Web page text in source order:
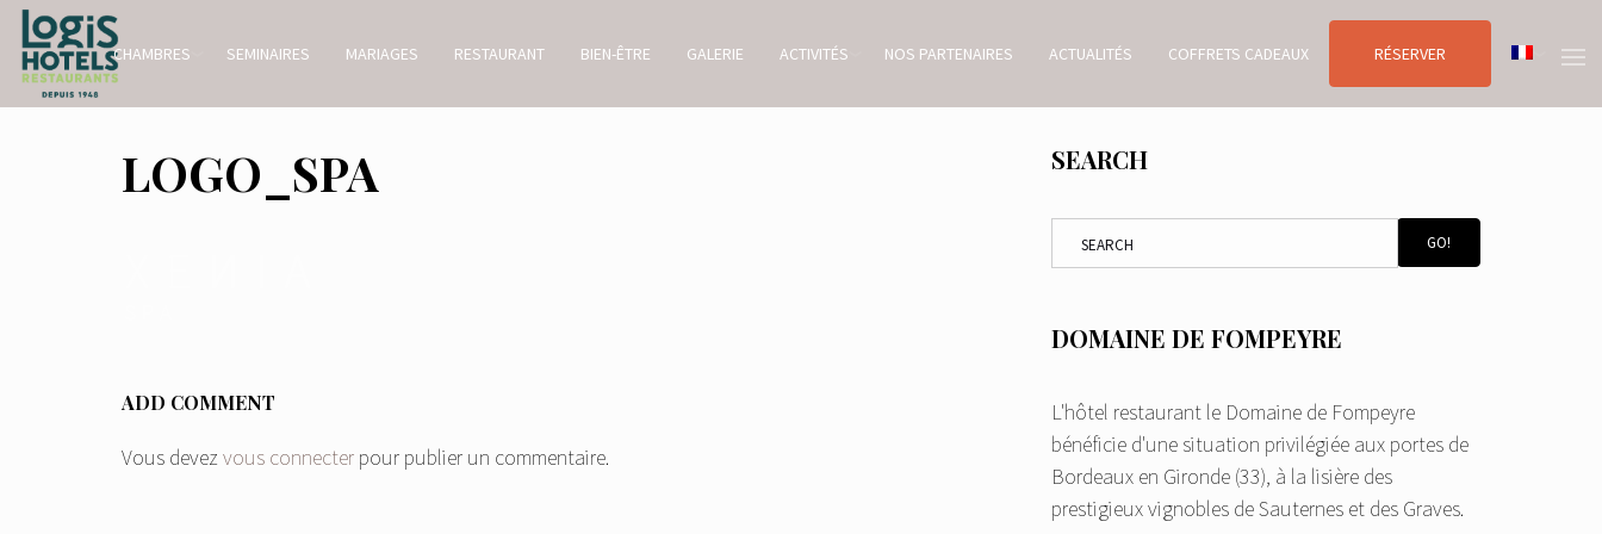
CHAMBRES SEMINAIRES MARIAGES RESTAURANT BIEN-ÊTRE GALERIE ACTIVITÉS NOS PARTENAIRES ACTUALITÉS COFFRETS CADEAUX RÉSERVER
LOGO_SPA
ADD COMMENT
Vous devez vous connecter pour publier un commentaire.
SEARCH
GO!
DOMAINE DE FOMPEYRE
L'hôtel restaurant le Domaine de Fompeyre
bénéficie d'une situation privilégiée aux portes de
Bordeaux en Gironde (33), à la lisière des
prestigieux vignobles de Sauternes et des Graves.